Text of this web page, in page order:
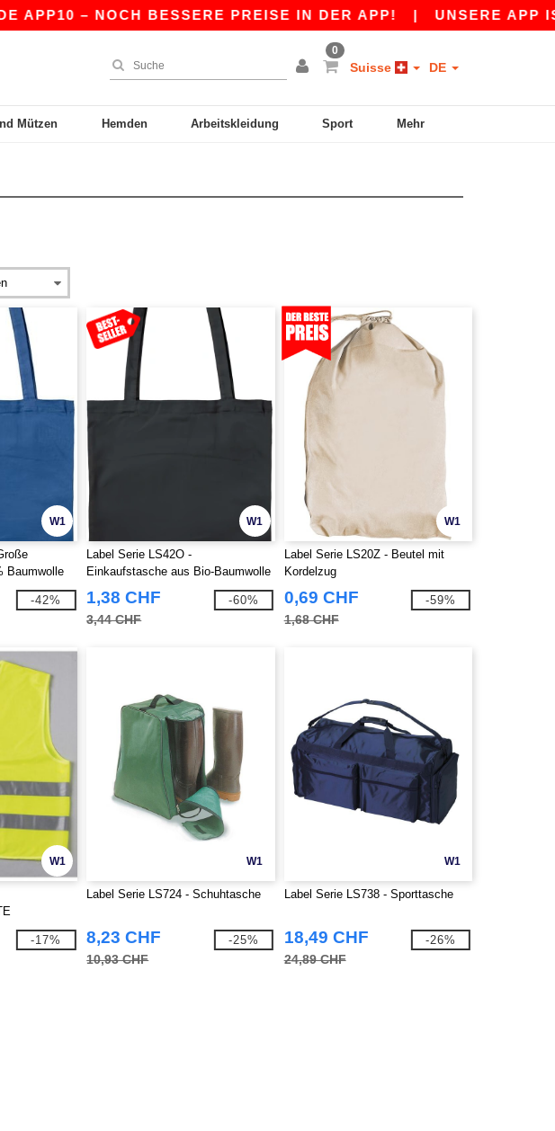
– NOCH BESSERE PREISE IN DER APP!| UNSERE APP IST
0
Suisse DE
Mützen Hemden Arbeitskleidung Sport Mehr
W1
Baumwolle
-42%
W1
Label Serie LS42O -
Einkaufstasche aus Bio-Baumwolle
1,38 CHF
3,44 CHF
-60%
W1
Label Serie LS20Z - Beutel mit
Kordelzug
0,69 CHF
1,68 CHF
-59%
W1
-17%
W1
Label Serie LS724 - Schuhtasche
8,23 CHF
10,93 CHF
-25%
W1
Label Serie LS738 - Sporttasche
18,49 CHF
24,89 CHF
-26%